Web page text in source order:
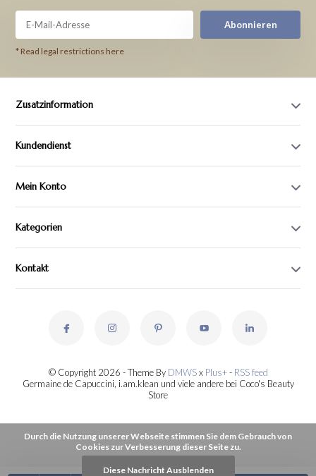
Abonnieren
* Read legal restrictions here
Zusatzinformation
Kundendienst
Mein Konto
Kategorien
Kontakt
© Copyright 2026 - Theme By DMWSx Plus+- RSS feed
Germaine de Capuccini, i.am.klean und viele andere bei Coco's Beauty
Store
Durch die Nutzung unserer Webseite stimmen Sie dem Gebrauch von
Cookies zur Verbesserung dieser Seite zu.
Diese Nachricht Ausblenden